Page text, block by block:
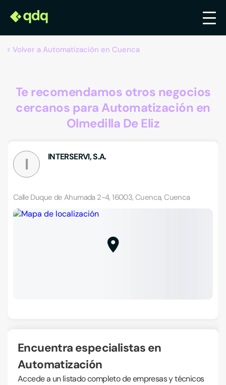
Volver a Automatización en Cuenca
Te recomendamos otros negocios
cercanos para Automatización en
Olmedilla De Eliz
I INTERSERVI, S.A.
Calle Duque de Ahumada 2-4, 16003, Cuenca, Cuenca
Encuentra especialistas en
Automatización
Accede a un listado completo de empresas y técnicos